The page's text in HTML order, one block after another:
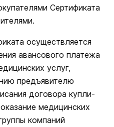
Сертификата
осуществляется
авансового платежа
услуг,
предъявителю
договора купли-
медицинских
компаний